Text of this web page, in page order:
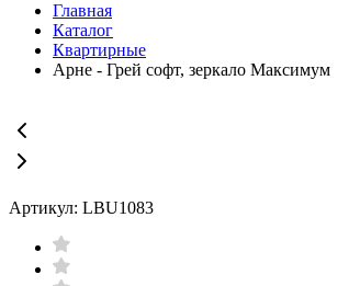
Главная
Каталог
Квартирные
Арне - Грей софт, зеркало Максимум
Артикул: LBU1083